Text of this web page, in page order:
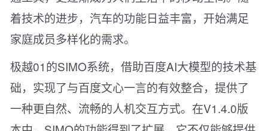
着技术的进步，汽车的功能日益丰富，开始满足
家庭成员多样化的需求。
极越01的SIMO系统，借助百度AI大模型的技术基
础，实现了与百度文心一言的有效整合，提供了
一种更自然、流畅的人机交互方式。在V1.4.0版